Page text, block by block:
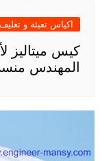
اكياس تعبئة و تغليف
كيس ميتاليز
المهندس